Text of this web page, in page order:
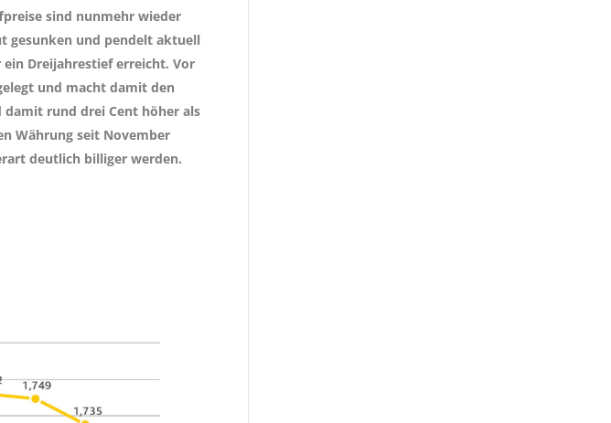
sind nunmehr wieder
gesunken und pendelt aktuell
Dreijahrestief erreicht. Vor
und macht damit den
damit rund drei Cent höher als
Währung seit November
deutlich billiger werden.